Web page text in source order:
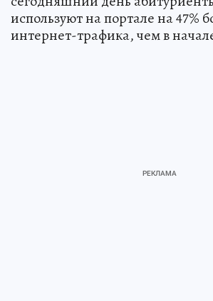
используют на портале на 47%
интернет-трафика, чем в